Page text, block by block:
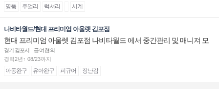
명품 주얼리 럭셔리 시계
나비타월드/현대 프리미엄 아울렛 김포점
현대 프리미엄 아울렛 김포점 나비타월드 에서 중간관리 및 매니져 모
십니다.
경기 김포시
급여협의
경력2년↑ 08/23까지
아동완구 유아완구 피규어 장난감